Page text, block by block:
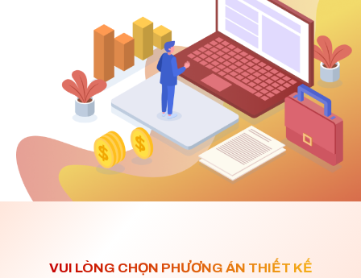
VUI LÒNG CHỌN PHƯƠNG ÁN THIẾT KẾ